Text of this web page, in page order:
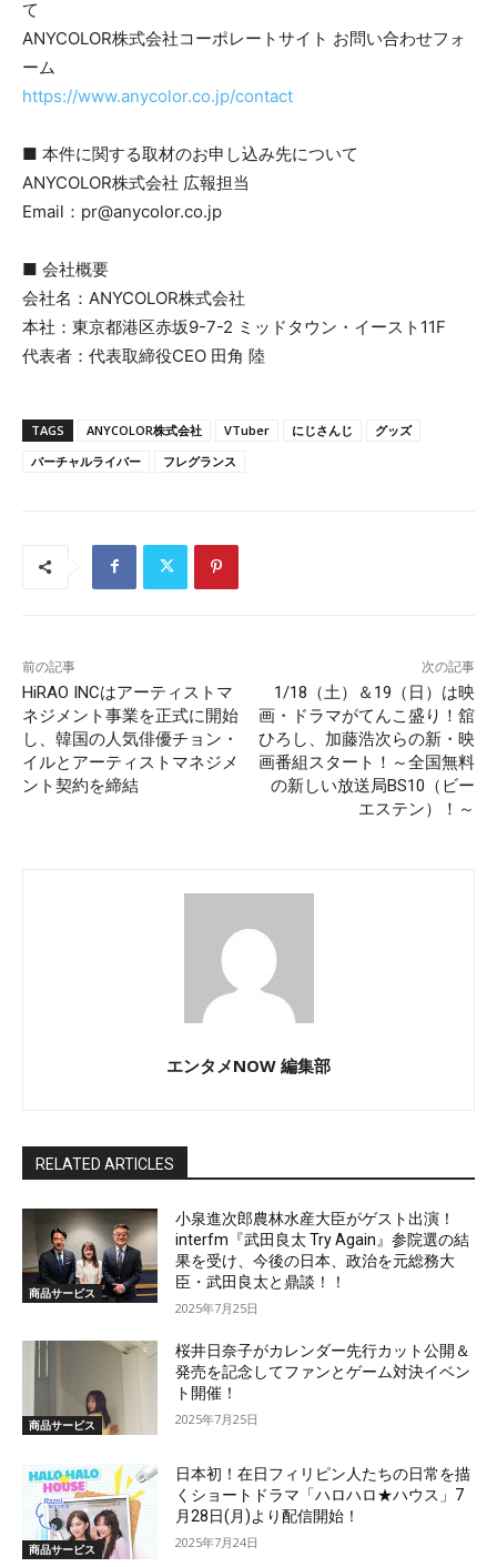
て
ANYCOLOR株式会社コーポレートサイト お問い合わせフォ
ーム
https://www.anycolor.co.jp/contact
■ 本件に関する取材のお申し込み先について
ANYCOLOR株式会社 広報担当
Email：pr@anycolor.co.jp
■ 会社概要
会社名：ANYCOLOR株式会社
本社：東京都港区赤坂9-7-2 ミッドタウン・イースト11F
代表者：代表取締役CEO 田角 陸
TAGS ANYCOLOR株式会社 VTuber にじさんじ
グッズ
バーチャルライバー
フレグランス
前の記事
HiRAO INCはアーティストマ
ネジメント事業を正式に開始
し、韓国の人気俳優チョン・
イルとアーティストマネジメ
ント契約を締結
次の記事
1/18（土）＆19（日）は映
画・ドラマがてんこ盛り！舘
ひろし、加藤浩次らの新・映
画番組スタート！～全国無料
の新しい放送局BS10（ビー
エステン）！～
エンタメNOW 編集部
RELATED ARTICLES
商品サービス
小泉進次郎農林水産大臣がゲスト出演！
interfm『武田良太 Try Again』参院選の結
果を受け、今後の日本、政治を元総務大
臣・武田良太と鼎談！！
2025年7月25日
商品サービス
桜井日奈子がカレンダー先行カット公開＆
発売を記念してファンとゲーム対決イベン
ト開催！
2025年7月25日
商品サービス
日本初！在日フィリピン人たちの日常を描
くショートドラマ「ハロハロ★ハウス」7
月28日(月)より配信開始！
2025年7月24日